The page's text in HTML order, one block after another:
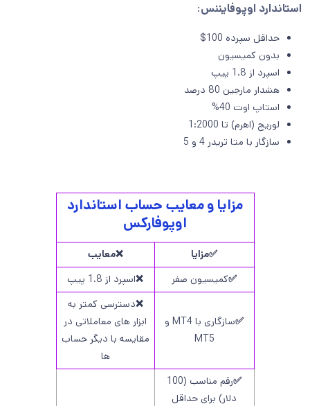
استاندارد اوپوفایننس:
حداقل سپرده 100$
بدون کمیسیون
اسپرد از 1.8 پیپ
هشدار مارجین 80 درصد
استاپ اوت 40%
لوریج (اهرم) تا 1:2000
سازگار با متا تریدر 4 و 5
مزایا و معایب حساب استاندارد
اوپوفارکس
✅مزایا
❌معایب
✅کمیسیون صفر ❌اسپرد از 1.8 پیپ
✅
سازگاری با MT4 و
MT5
❌دسترسی کمتر به
ابزار های معاملاتی در
مقایسه با دیگر حساب
ها
✅
رقم مناسب (100
دلار) برای حداقل